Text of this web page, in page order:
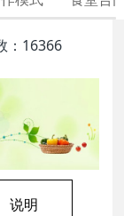
：16366
说明